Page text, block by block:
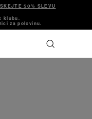
50% SLEVU
klubu.
za polovinu.